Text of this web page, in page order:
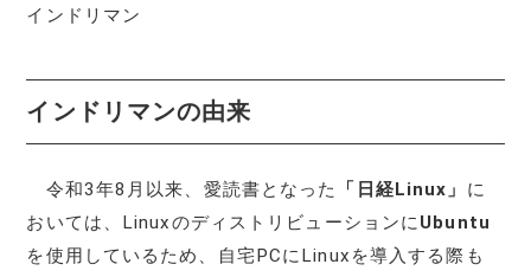
インドリマン
インドリマンの由来
令和3年8月以来、愛読書となった 「日経Linux」 に
おいては、LinuxのディストリビューションにUbuntu
を使用しているため、自宅PCにLinuxを導入する際も